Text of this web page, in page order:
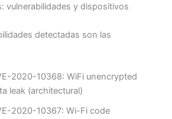
vulnerabilidades y dispositivos
detectadas son las
2020-10368: WiFi unencrypted
leak (architectural)
2020-10367: Wi-Fi code